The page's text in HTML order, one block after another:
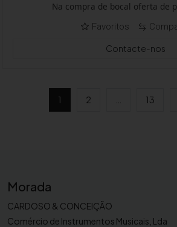
Na compra de bocal oferta de
Favoritos
Contacte-nos
1 2 13
Morada
CARDOSO & CONCEIÇÃO
Comércio de Instrumentos Musicais, Lda